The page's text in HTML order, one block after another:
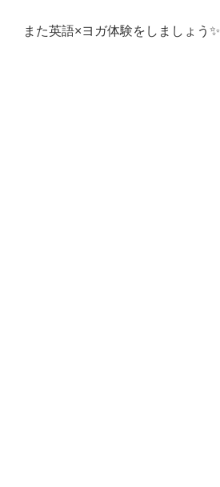
また英語×ヨガ体験をしましょう✨